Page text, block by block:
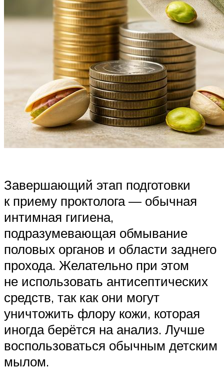
Завершающий этап подготовки
к приему проктолога — обычная
интимная гигиена,
подразумевающая обмывание
половых органов и области заднего
прохода. Желательно при этом
не использовать антисептических
средств, так как они могут
уничтожить флору кожи, которая
иногда берётся на анализ. Лучше
воспользоваться обычным детским
мылом.